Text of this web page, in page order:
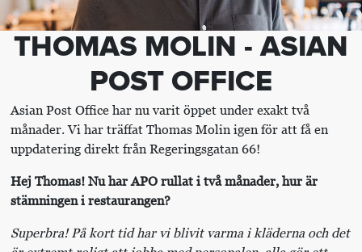
THOMAS MOLIN - ASIAN
POST OFFICE
Asian Post Office har nu varit öppet under exakt två
månader. Vi har träffat Thomas Molin igen för att få en
uppdatering direkt från Regeringsgatan 66!
Hej Thomas! Nu har APO rullat i två månader, hur är
stämningen i restaurangen?
Superbra! På kort tid har vi blivit varma i kläderna och det